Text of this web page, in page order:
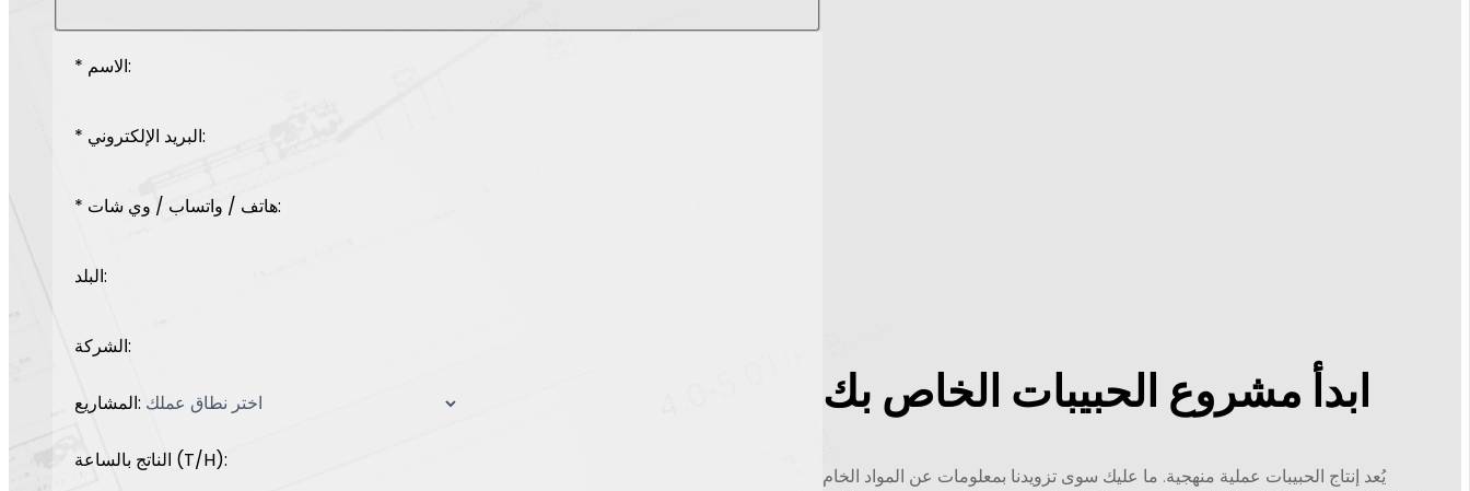
ابدأ مشروع الحبيبات الخاص بك
يُعد إنتاج الحبيبات عملية منهجية. ما عليك سوى تزويدنا بمعلومات عن المواد الخام
* الاسم:
* البريد الإلكتروني:
* هاتف / واتساب / وي شات:
البلد:
الشركة:
المشاريع:
الناتج بالساعة (T/H):